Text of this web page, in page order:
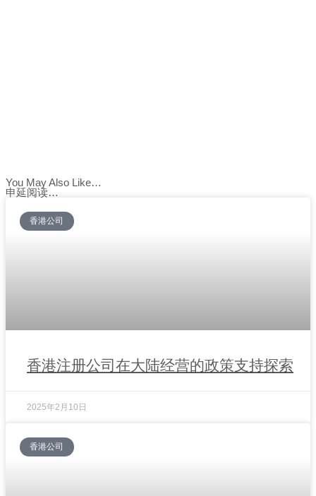
You May Also Like…
申延阅读…
香港公司
香港注册公司在大陆经营的政策支持探索
2025年2月10日
香港公司